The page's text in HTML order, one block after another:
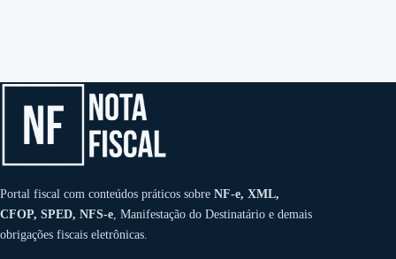
Portal fiscal com conteúdos práticos sobre NF-e, XML,
CFOP, SPED, NFS-e , Manifestação do Destinatário e demais
obrigações fiscais eletrônicas.